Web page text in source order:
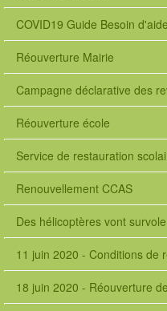
COVID19 Guide Besoin d'aide
Réouverture Mairie
Campagne déclarative des
Réouverture école
Service de restauration
Renouvellement CCAS
Des hélicoptères vont
11 juin 2020 - Conditions de
18 juin 2020 - Réouverture